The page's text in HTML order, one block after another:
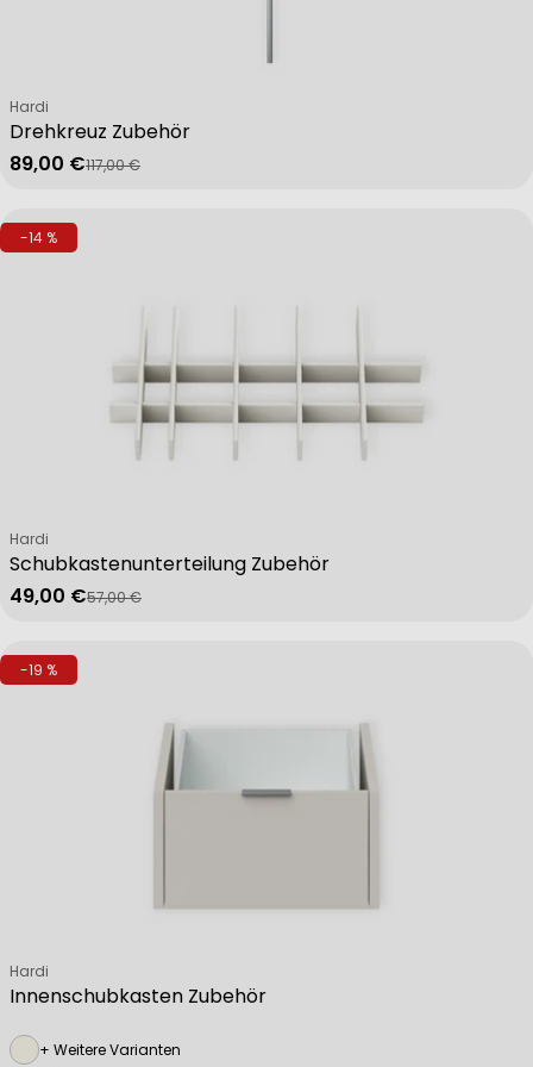
Drehkreuz Zubehör
Verkäufer:
Hardi
Verkaufspreis
89,00 €
Regulärer Preis
117,00 €
-14 %
Schubkastenunterteilung Zubehör
Verkäufer:
Hardi
Verkaufspreis
49,00 €
Regulärer Preis
57,00 €
-19 %
Innenschubkasten Zubehör
Verkäufer:
Hardi
+ Weitere Varianten